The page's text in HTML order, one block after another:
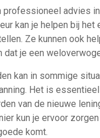
professioneel advies
kan je helpen bij
Ze kunnen ook
dat je een
kan in sommige
Het is
van de nieuwe
kun je ervoor
komt.